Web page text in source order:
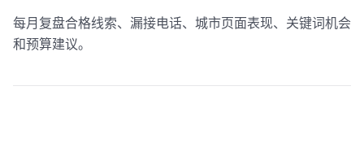
每月复盘合格线索、漏接电话、城市页面表现、关键词机会
和预算建议。